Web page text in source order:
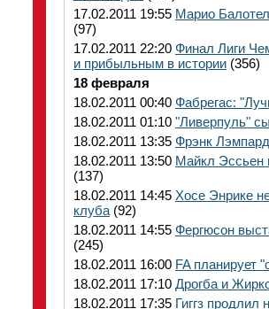
17.02.2011 19:55 Марио
(97)
17.02.2011 22:20 Финал Лиги
и прибыльным в истории (356)
18 февраля
18.02.2011 00:40 Фабрегас:
18.02.2011 01:10 "Ливерпуль"
18.02.2011 13:35 Фрэнк
18.02.2011 13:50 Майкл Эссьен
(137)
18.02.2011 14:45 Хосе Энрике
клуба (92)
18.02.2011 14:55 Фергюсон
(245)
18.02.2011 16:00 FA планирует
18.02.2011 17:10 Дрогба и
18.02.2011 17:35 Гиггз продлил